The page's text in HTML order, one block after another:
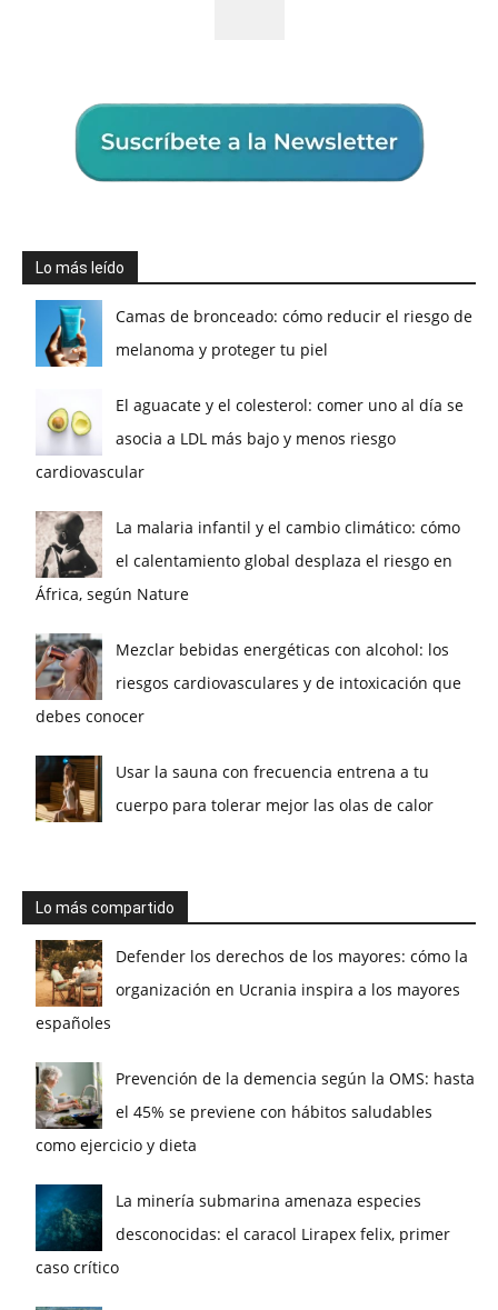
Lo más leído
Camas de bronceado: cómo reducir el riesgo de
melanoma y proteger tu piel
El aguacate y el colesterol: comer uno al día se
asocia a LDL más bajo y menos riesgo
cardiovascular
La malaria infantil y el cambio climático: cómo
el calentamiento global desplaza el riesgo en
África, según Nature
Mezclar bebidas energéticas con alcohol: los
riesgos cardiovasculares y de intoxicación que
debes conocer
Usar la sauna con frecuencia entrena a tu
cuerpo para tolerar mejor las olas de calor
Lo más compartido
Defender los derechos de los mayores: cómo la
organización en Ucrania inspira a los mayores
españoles
Prevención de la demencia según la OMS: hasta
el 45% se previene con hábitos saludables
como ejercicio y dieta
La minería submarina amenaza especies
desconocidas: el caracol Lirapex felix, primer
caso crítico